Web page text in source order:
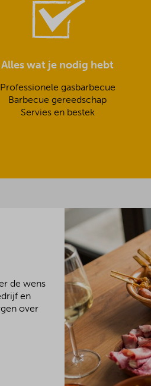
Alles wat je nodig hebt
Professionele gasbarbecue
Barbecue gereedschap
Servies en bestek
de wens
en
over